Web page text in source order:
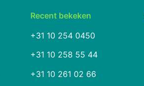
Recent bekeken
+31 10 254 0450
+31 10 258 55 44
+31 10 261 02 66